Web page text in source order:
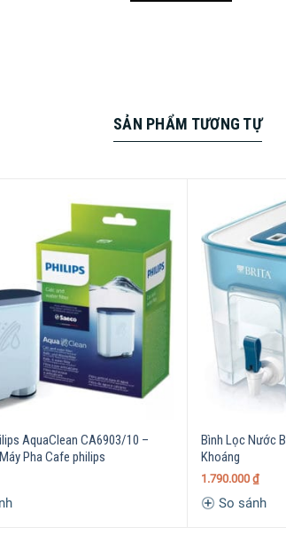
Cool White 2.4LSẢN PHẨM TƯƠNG TỰ
AquaClean CA6903/10 –
Pha Cafe philips
Bình Lọc Nước
Khoáng
1.790.000 ₫
So sánh